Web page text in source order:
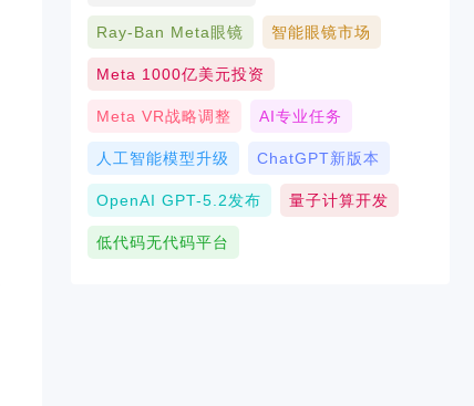
Ray-Ban Meta眼镜 智能眼镜市场
Meta 1000亿美元投资
Meta VR战略调整 AI专业任务
人工智能模型升级 ChatGPT新版本
OpenAI GPT-5.2发布 量子计算开发
低代码无代码平台